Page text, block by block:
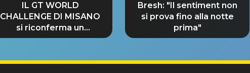
IL GT WORLD
CHALLENGE DI MISANO
si riconferma un
GRANDE SUCCESSO!
Bresh: "Il sentiment non
si prova fino alla notte
prima"